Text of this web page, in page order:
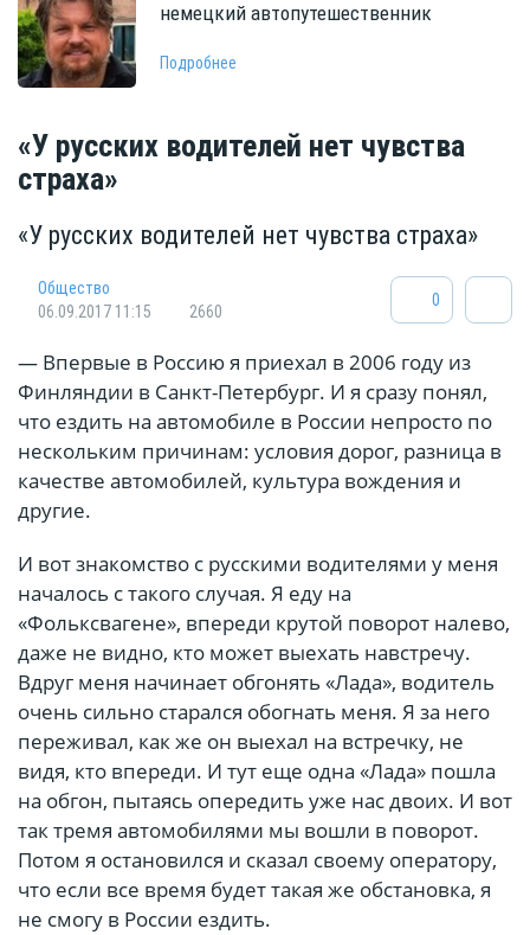
немецкий автопутешественник
Подробнее
«У русских водителей нет чувства
страха»
«У русских водителей нет чувства страха»
Общество
06.09.2017 11:15
2660
0
— Впервые в Россию я приехал в 2006 году из
Финляндии в Санкт-Петербург. И я сразу понял,
что ездить на автомобиле в России непросто по
нескольким причинам: условия дорог, разница в
качестве автомобилей, культура вождения и
другие.
И вот знакомство с русскими водителями у меня
началось с такого случая. Я еду на
«Фольксвагене», впереди крутой поворот налево,
даже не видно, кто может выехать навстречу.
Вдруг меня начинает обгонять «Лада», водитель
очень сильно старался обогнать меня. Я за него
переживал, как же он выехал на встречку, не
видя, кто впереди. И тут еще одна «Лада» пошла
на обгон, пытаясь опередить уже нас двоих. И вот
так тремя автомобилями мы вошли в поворот.
Потом я остановился и сказал своему оператору,
что если все время будет такая же обстановка, я
не смогу в России ездить.